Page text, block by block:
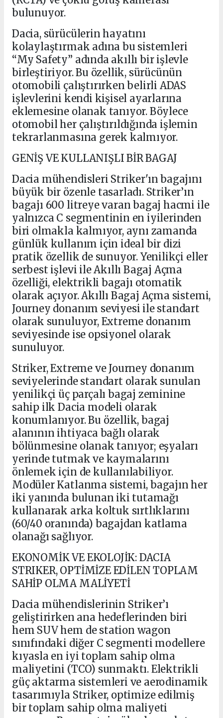
bulunuyor.
Dacia, sürücülerin hayatını
kolaylaştırmak adına bu sistemleri
“My Safety” adında akıllı bir işlevle
birleştiriyor. Bu özellik, sürücünün
otomobili çalıştırırken belirli ADAS
işlevlerini kendi kişisel ayarlarına
eklemesine olanak tanıyor. Böylece
otomobil her çalıştırıldığında işlemin
tekrarlanmasına gerek kalmıyor.
GENİŞ VE KULLANIŞLI BİR BAGAJ
Dacia mühendisleri Striker'ın bagajını
büyük bir özenle tasarladı. Striker’ın
bagajı 600 litreye varan bagaj hacmi ile
yalnızca C segmentinin en iyilerinden
biri olmakla kalmıyor, aynı zamanda
günlük kullanım için ideal bir dizi
pratik özellik de sunuyor. Yenilikçi eller
serbest işlevi ile Akıllı Bagaj Açma
özelliği, elektrikli bagajı otomatik
olarak açıyor. Akıllı Bagaj Açma sistemi,
Journey donanım seviyesi ile standart
olarak sunuluyor, Extreme donanım
seviyesinde ise opsiyonel olarak
sunuluyor.
Striker, Extreme ve Journey donanım
seviyelerinde standart olarak sunulan
yenilikçi üç parçalı bagaj zeminine
sahip ilk Dacia modeli olarak
konumlanıyor. Bu özellik, bagaj
alanının ihtiyaca bağlı olarak
bölünmesine olanak tanıyor; eşyaları
yerinde tutmak ve kaymalarını
önlemek için de kullanılabiliyor.
Modüler Katlanma sistemi, bagajın her
iki yanında bulunan iki tutamağı
kullanarak arka koltuk sırtlıklarını
(60/40 oranında) bagajdan katlama
olanağı sağlıyor.
EKONOMİK VE EKOLOJİK: DACIA
STRIKER, OPTİMİZE EDİLEN TOPLAM
SAHİP OLMA MALİYETİ
Dacia mühendislerinin Striker’ı
geliştirirken ana hedeflerinden biri
hem SUV hem de station wagon
sınıfındaki diğer C segmenti modellere
kıyasla en iyi toplam sahip olma
maliyetini (TCO) sunmaktı. Elektrikli
güç aktarma sistemleri ve aerodinamik
tasarımıyla Striker, optimize edilmiş
bir toplam sahip olma maliyeti